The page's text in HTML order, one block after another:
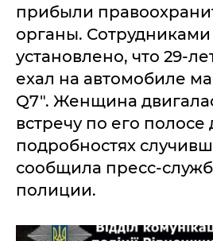
прибыли
органы.
установлено, что 29-
ехал на автомобиле
Q7". Женщина
встречу по его
подробностях
сообщила пресс-
полиции.